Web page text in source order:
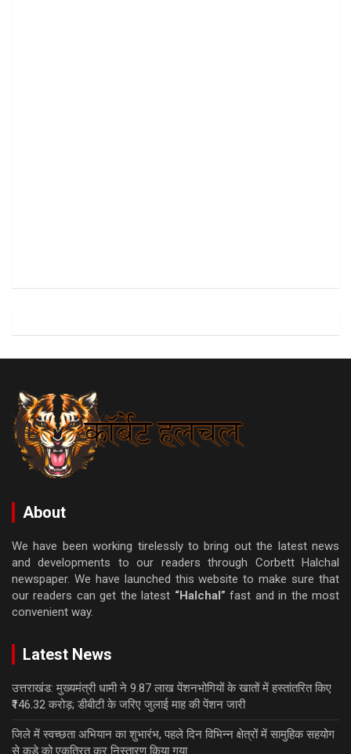
About
We have been working tirelessly to bring out the latest news
and developments to our readers through Corbett Halchal
newspaper. We have launched this website to make sure that
our readers can get the latest “Halchal” fast and in the most
convenient way.
Latest News
उत्तराखंड: मुख्यमंत्री धामी ने 9.87 लाख पेंशनभोगियों के खातों में हस्तांतरित किए
₹146.32 करोड़; डीबीटी के जरिए जुलाई माह की पेंशन जारी
जिले में स्वच्छता अभियान का शुभारंभ, पहले दिन विभिन्न क्षेत्रों में सामुहिक सहयोग